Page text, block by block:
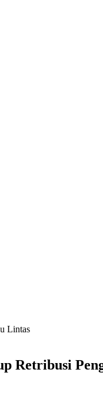
Lintas
Retribusi